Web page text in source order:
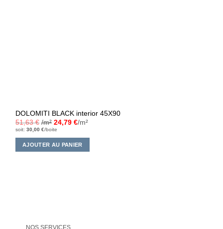
DOLOMITI BLACK interior 45X90
51,63€ /m² 24,79€/m²
soit:30,00€/boite
AJOUTER AU PANIER
NOS SERVICES